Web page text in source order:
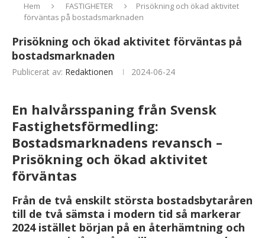
Hem FASTIGHETER
Prisökning och ökad aktivitet
förväntas på bostadsmarknaden
Prisökning och ökad aktivitet förväntas på
bostadsmarknaden
Publicerat av: Redaktionen 2024-06-24
En halvårsspaning från Svensk
Fastighetsförmedling:
Bostadsmarknadens revansch –
Prisökning och ökad aktivitet
förväntas
Från de två enskilt största bostadsbytaråren
till de två sämsta i modern tid så markerar
2024 istället början på en återhämtning och